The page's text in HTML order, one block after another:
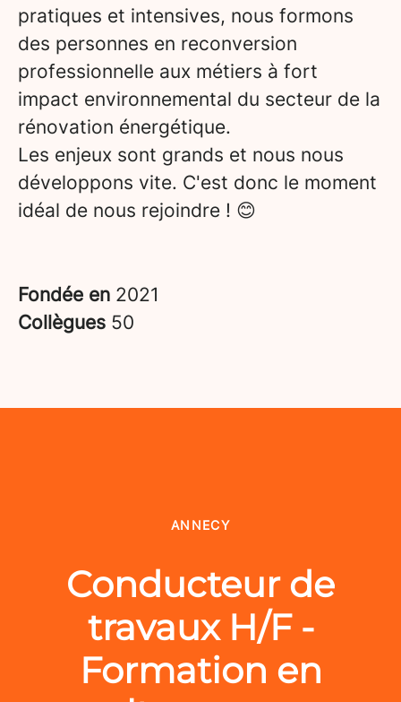
pratiques et intensives, nous formons
des personnes en reconversion
professionnelle aux métiers à fort
impact environnemental du secteur de la
rénovation énergétique.
Les enjeux sont grands et nous nous
développons vite. C'est donc le moment
idéal de nous rejoindre ! 😊
Fondée en 2021
Collègues 50
ANNECY
Conducteur de
travaux H/F -
Formation en